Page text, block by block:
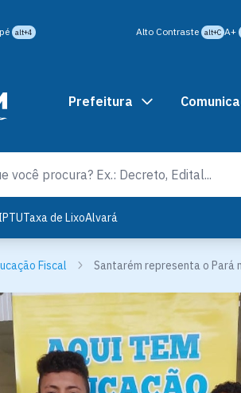
alt+4 Alto Contraste alt+C A+
Prefeitura
Taxa de LixoAlvará
Fiscal Santarém representa o Pará